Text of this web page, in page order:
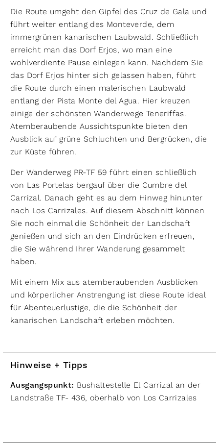
Die Route umgeht den Gipfel des Cruz de Gala und
führt weiter entlang des Monteverde, dem
immergrünen kanarischen Laubwald. Schließlich
erreicht man das Dorf Erjos, wo man eine
wohlverdiente Pause einlegen kann. Nachdem Sie
das Dorf Erjos hinter sich gelassen haben, führt
die Route durch einen malerischen Laubwald
entlang der Pista Monte del Agua. Hier kreuzen
einige der schönsten Wanderwege Teneriffas.
Atemberaubende Aussichtspunkte bieten den
Ausblick auf grüne Schluchten und Bergrücken, die
zur Küste führen.
Der Wanderweg PR-TF 59 führt einen schließlich
von Las Portelas bergauf über die Cumbre del
Carrizal. Danach geht es au dem Hinweg hinunter
nach Los Carrizales. Auf diesem Abschnitt können
Sie noch einmal die Schönheit der Landschaft
genießen und sich an den Eindrücken erfreuen,
die Sie während Ihrer Wanderung gesammelt
haben.
Mit einem Mix aus atemberaubenden Ausblicken
und körperlicher Anstrengung ist diese Route ideal
für Abenteuerlustige, die die Schönheit der
kanarischen Landschaft erleben möchten.
Hinweise + Tipps
Ausgangspunkt: Bushaltestelle El Carrizal an der
Landstraße TF- 436, oberhalb von Los Carrizales​